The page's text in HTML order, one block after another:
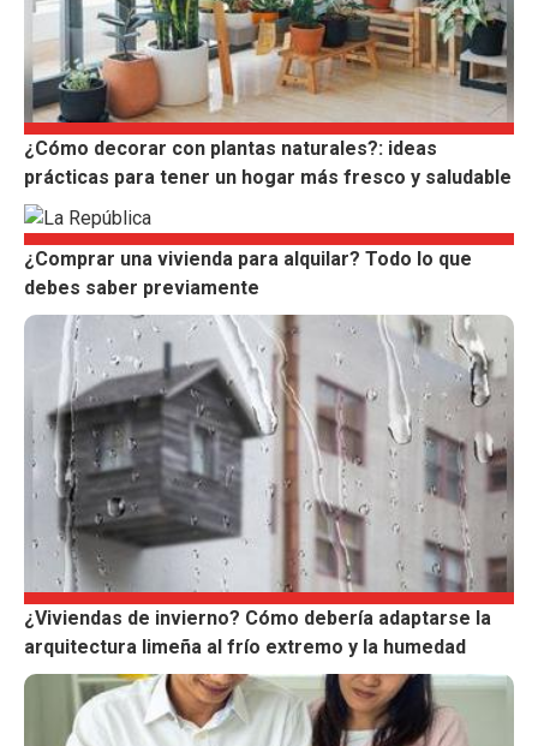
¿Cómo decorar con plantas naturales?: ideas
prácticas para tener un hogar más fresco y saludable
¿Comprar una vivienda para alquilar? Todo lo que
debes saber previamente
¿Viviendas de invierno? Cómo debería adaptarse la
arquitectura limeña al frío extremo y la humedad